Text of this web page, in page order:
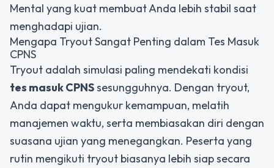
Mental yang kuat membuat Anda lebih stabil saat
menghadapi ujian.
Mengapa Tryout Sangat Penting dalam Tes Masuk
CPNS
Tryout adalah simulasi paling mendekati kondisi
tes masuk CPNSsesungguhnya. Dengan tryout,
Anda dapat mengukur kemampuan, melatih
manajemen waktu, serta membiasakan diri dengan
suasana ujian yang menegangkan. Peserta yang
rutin mengikuti tryout biasanya lebih siap secara